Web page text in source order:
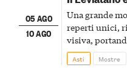
05 AGO
10 AGO
Una grande
reperti unici,
visiva,
della scena le
Asti Mostre